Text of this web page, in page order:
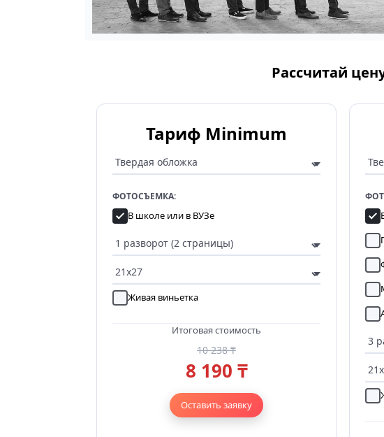
Рассчитай
Тариф Minimum
ФОТОСЪЕМКА:
В школе или в ВУЗе
Живая виньетка
Итоговая стоимость
10 238 ₸
8 190 ₸
Оставить заявку